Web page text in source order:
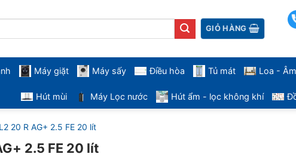
GIỎ HÀNG
Máy giặt Máy sấy Điều hòa Tủ mát Loa -
Hút mùi Máy Lọc nước Hút ẩm - lọc không khí
20 R AG+ 2.5 FE 20 lít
2.5 FE 20 lít